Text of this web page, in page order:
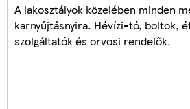
A lakosztályok közelében minden
karnyújtásnyira. Hévízi-tó, boltok,
szolgáltatók és orvosi rendelők.